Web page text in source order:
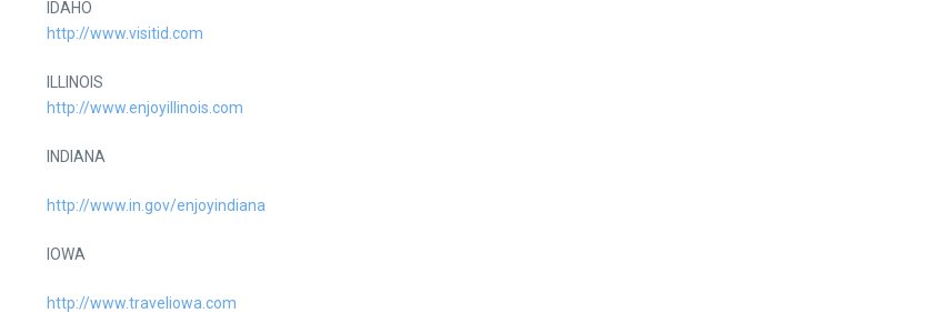
IDAHO
http://www.visitid.com
ILLINOIS
http://www.enjoyillinois.com
INDIANA
http://www.in.gov/enjoyindiana
IOWA
http://www.traveliowa.com